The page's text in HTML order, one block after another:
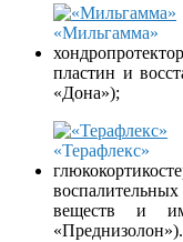
«Мильгамма»
пластин и
«Дона»);
«Терафлекс»
веществ и
«Преднизолон»).